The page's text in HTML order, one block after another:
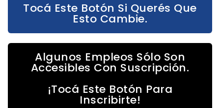
Tocá Este Botón Si Querés Que
Esto Cambie.
Algunos Empleos Sólo Son
Accesibles Con Suscripción.
¡Tocá Este Botón Para
Inscribirte!